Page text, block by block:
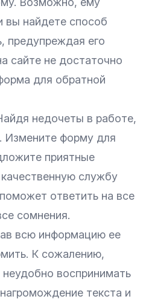
найдете способ
предупреждая его
сайте не достаточно
для обратной
недочеты в работе,
Измените форму для
приятные
службу
ответить на все
сомнения.
всю информацию ее
К сожалению,
неудобно воспринимать
текста и